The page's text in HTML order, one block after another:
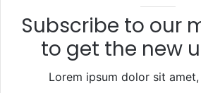
Subscribe to our
to get the new
Lorem ipsum dolor sit